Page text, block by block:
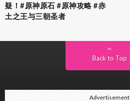
疑！#原神原石 #原神攻略 #赤
土之王与三朝圣者
Back to Top
Advertisement